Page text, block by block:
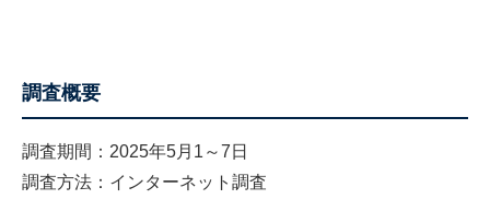
調査概要
調査期間：2025年5月1～7日
調査方法：インターネット調査